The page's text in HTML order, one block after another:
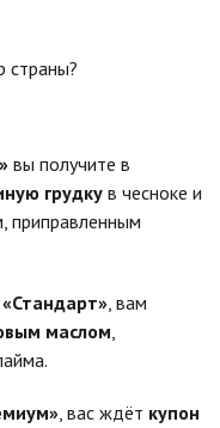
страны?
вы получите в
грудку в чесноке и
приправленным
, вам
маслом,
, вас ждёт купон